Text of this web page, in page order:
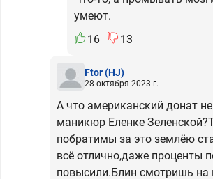
умеют.
16
13
Ftor(HJ)
28 октября 2023 г.
А что американский донат
маникюр Еленке
побратимы за это землёю
всё отлично,даже проценты
повысили.Блин смотришь на